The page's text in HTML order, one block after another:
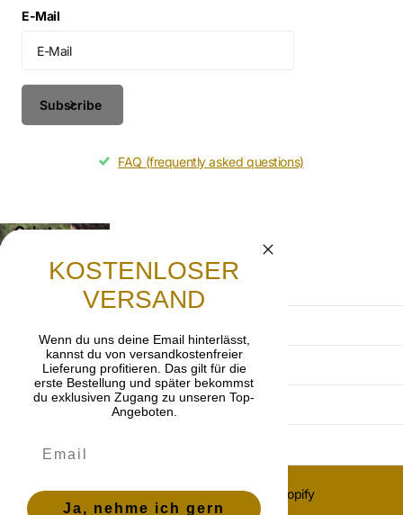
E-Mail
Subscribe
FAQ (frequently asked questions)
Gebet
Lasst uns beten, dass die frohe Botschaft von
Jesus Christus weitergetragen wird.
Datenschutzerklärung
Impressum
Widerrufsbelehrung
©2026OnlyGrace, Powered by Shopify
KOSTENLOSER
VERSAND
Wenn du uns deine Email hinterlässt,
kannst du von versandkostenfreier
Lieferung profitieren. Das gilt für die
erste Bestellung und später bekommst
du exklusiven Zugang zu unseren Top-
Angeboten.
Ja, nehme ich gern